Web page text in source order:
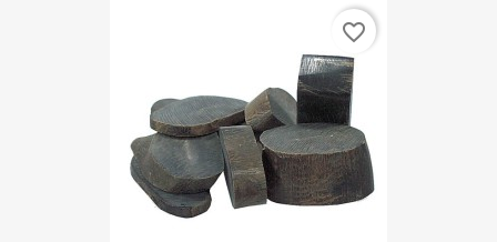
favorite_border